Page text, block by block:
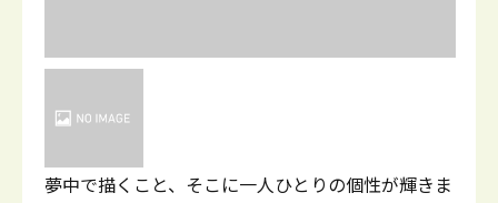
夢中で描くこと、そこに一人ひとりの個性が輝きま